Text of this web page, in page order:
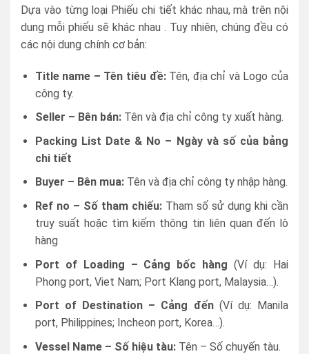
Dựa vào từng loại Phiếu chi tiết khác nhau, mà trên nội
dung mỗi phiếu sẽ khác nhau . Tuy nhiên, chúng đều có
các nội dung chính cơ bản:
Title name – Tên tiêu đề:Tên, địa chỉ và Logo của
công ty.
Seller – Bên bán: Tên và địa chỉ công ty xuất hàng.
Packing List Date & No – Ngày và số của bảng
chi tiết
Buyer – Bên mua:Tên và địa chỉ công ty nhập hàng.
Ref no – Số tham chiếu: Tham số sử dụng khi cần
truy suất hoặc tìm kiếm thông tin liên quan đến lô
hàng
Port of Loading – Cảng bốc hàng(Ví dụ: Hai
Phong port, Viet Nam; Port Klang port, Malaysia…).
Port of Destination – Cảng đến (Ví dụ: Manila
port, Philippines; Incheon port, Korea…).
Vessel Name – Số hiệu tàu:Tên – Số chuyến tàu.